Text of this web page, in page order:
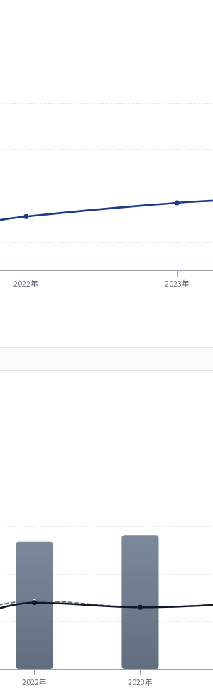
2022年 2023年
2022年 2023年